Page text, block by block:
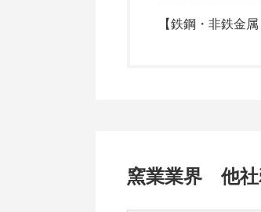
【鉄鋼・非鉄金
窯業業界 他社